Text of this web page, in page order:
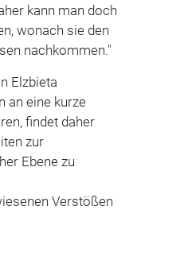
kann man doch
wonach sie den
nachkommen."
Elzbieta
an eine kurze
findet daher
zur
Ebene zu
Verstößen